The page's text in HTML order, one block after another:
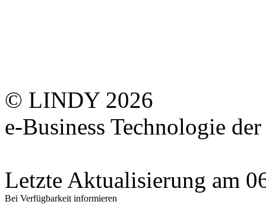
© LINDY 2026
e-Business Technologie
Letzte Aktualisierung am
Bei Verfügbarkeit informieren